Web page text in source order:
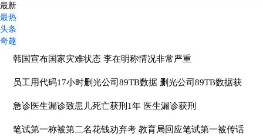
最新
最热
头条
奇趣
韩国宣布国家灾难状态 李在明称情况非常严重
员工用代码17小时删光公司89TB数据 删光公司89TB数据获
刑
急诊医生漏诊致患儿死亡获刑1年 医生漏诊获刑
笔试第一称被第二名花钱劝弃考 教育局回应笔试第一被传话